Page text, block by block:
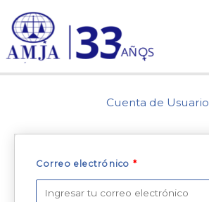
contenido
Cuenta de Usuario
Correo electrónico *